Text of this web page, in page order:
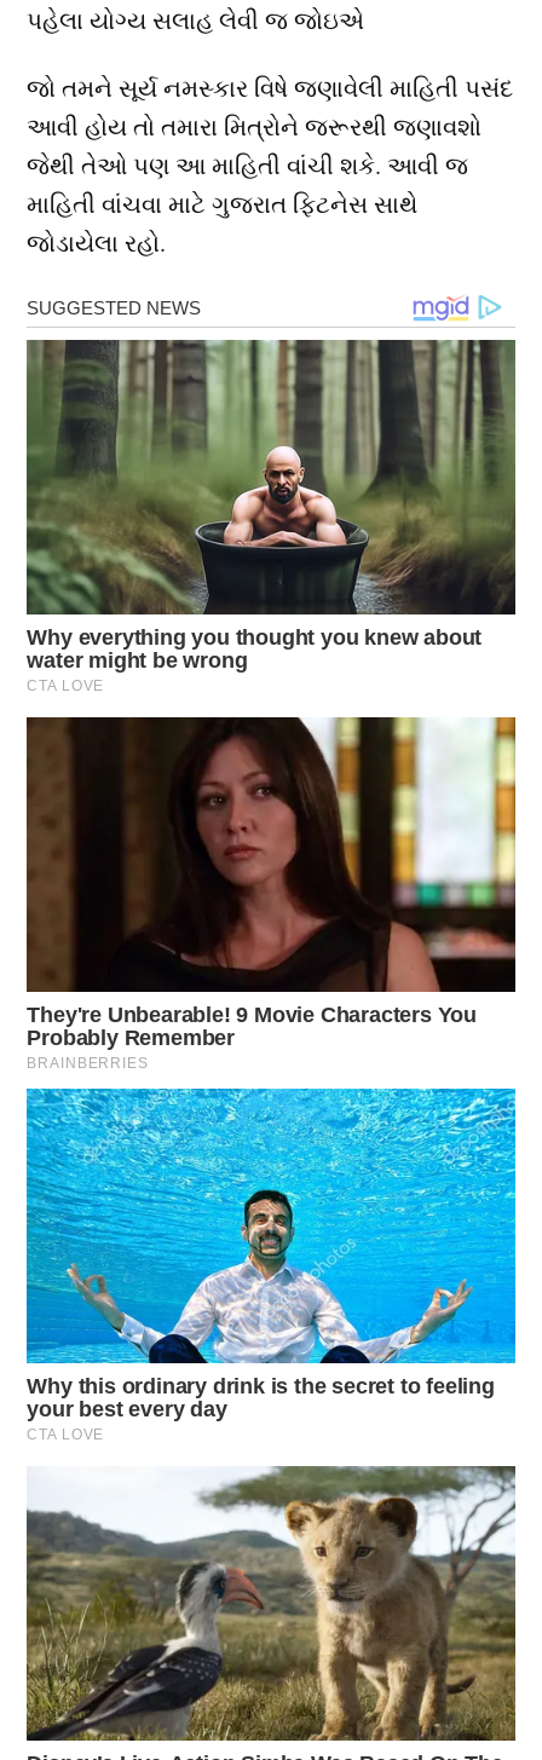
પહેલા યોગ્ય સલાહ લેવી જ જોઇએ
જો તમને સૂર્ય નમસ્કાર વિષે જણાવેલી માહિતી પસંદ
આવી હોય તો તમારા મિત્રોને જરૂરથી જણાવશો
જેથી તેઓ પણ આ માહિતી વાંચી શકે. આવી જ
માહિતી વાંચવા માટે ગુજરાત ફિટનેસ સાથે
જોડાયેલા રહો.